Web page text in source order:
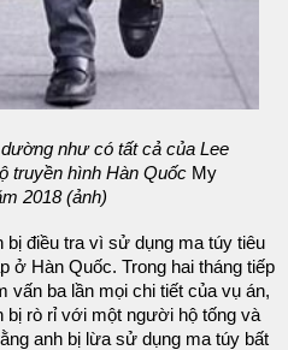
như có tất cả của Lee
truyền hình Hàn Quốc My
2018 (ảnh)
bị điều tra vì sử dụng ma túy tiêu
ở Hàn Quốc. Trong hai tháng tiếp
vấn ba lần mọi chi tiết của vụ án,
bị rò rỉ với một người hộ tống và
anh bị lừa sử dụng ma túy bất